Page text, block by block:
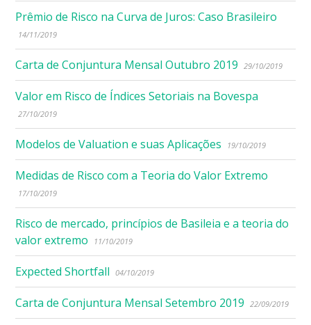
Prêmio de Risco na Curva de Juros: Caso Brasileiro
14/11/2019
Carta de Conjuntura Mensal Outubro 2019 29/10/2019
Valor em Risco de Índices Setoriais na Bovespa
27/10/2019
Modelos de Valuation e suas Aplicações 19/10/2019
Medidas de Risco com a Teoria do Valor Extremo
17/10/2019
Risco de mercado, princípios de Basileia e a teoria do
valor extremo
11/10/2019
Expected Shortfall 04/10/2019
Carta de Conjuntura Mensal Setembro 2019 22/09/2019